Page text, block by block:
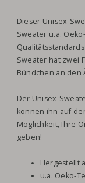
Dieser Unisex-
Sweater u.a.
Sweater hat zwei
Bündchen an den
Der Unisex-
können ihn auf
Möglichkeit, Ihre
geben!
Hergestellt
u.a. Oeko-